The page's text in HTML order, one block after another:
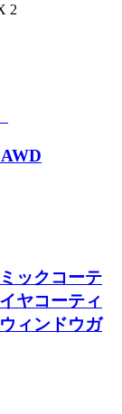
2
ックコーテ
ヤコーティ
ィンドウガ